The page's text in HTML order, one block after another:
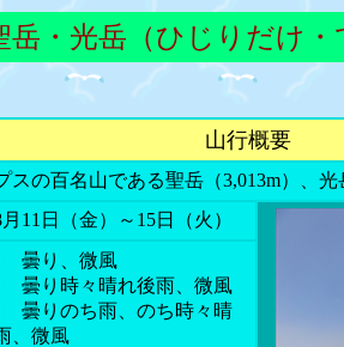
岳・光岳（ひじりだけ
山行概要
スの百名山である聖岳（3,013m）、
11日（金）～15日（火）
曇り、微風
曇り時々晴れ後雨、微風
曇りのち雨、のち時々晴
、微風